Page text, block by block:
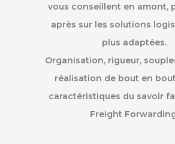
vous conseillent en amont,
après sur les solutions
plus adaptées.
Organisation, rigueur,
réalisation de bout en
caractéristiques du savoir
Freight